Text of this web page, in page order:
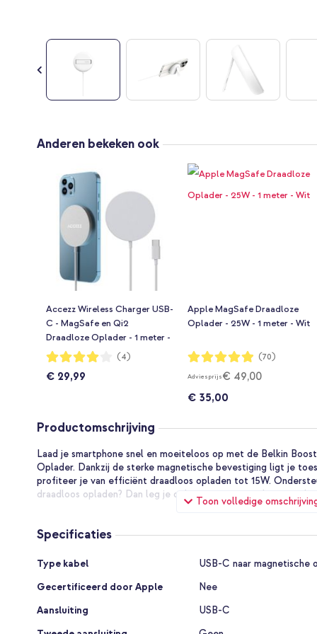
naar
het
afbeeldingen-
gallerij
Anderen bekeken ook
Accezz Wireless Charger USB-
C - MagSafe en Qi2
Draadloze Oplader - 1 meter -
Wit
Waardering:
80%
(4)
€ 29,99
Apple MagSafe Draadloze
Oplader - 25W - 1 meter - Wit
Waardering:
98%
(70)
Adviesprijs€ 49,00
€ 35,00
Productomschrijving
Toon volledige
Laad je smartphone snel en moeiteloos op met de Belkin
Oplader. Dankzij de sterke magnetische bevestiging ligt je
profiteer je van efficiënt draadloos opladen tot 15W.
draadloos opladen? Dan leg je ook je oortjes simpelweg op
Magnetische Oplader?
Tot 15W laadvermogen voor krachtige prestaties
Magnetische uitlijning zorgt voor een stabiele en
Specificaties
Specificaties
Type kabel
USB-C naar magnetische
Gecertificeerd door Apple
Nee
Aansluiting
USB-C